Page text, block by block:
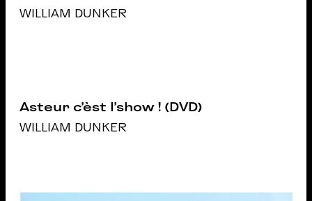
WILLIAM DUNKER
Asteur c’èst l’show ! (DVD)
WILLIAM DUNKER